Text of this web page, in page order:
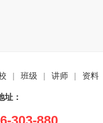
| 班级 | 讲师 | 资料
址：